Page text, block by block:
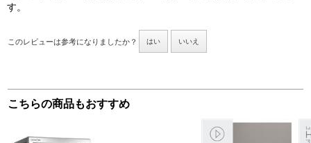
す。
このレビューは参考になりましたか？ はい いいえ
こちらの商品もおすすめ